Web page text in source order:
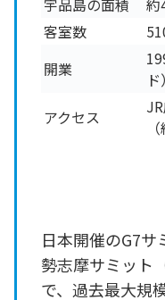
客室数
開業
ド）
アクセス
日本開催のG7
勢志摩サミット
で、過去最大規